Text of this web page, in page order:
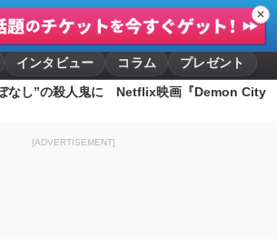
✕
インタビュー コラム
プレゼント
ぼなし”の殺人鬼に Netflix映画『Demon City
[ADVERTISEMENT]